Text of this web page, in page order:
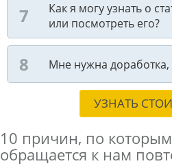
Как я могу узнать о
или посмотреть его?
Мне нужна доработка,
УЗНАТЬ
10 причин, по которым
обращается к нам